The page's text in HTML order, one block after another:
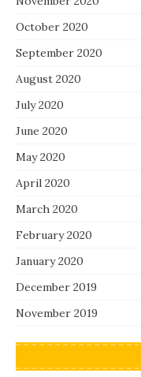
October 2020
September 2020
August 2020
July 2020
June 2020
May 2020
April 2020
March 2020
February 2020
January 2020
December 2019
November 2019